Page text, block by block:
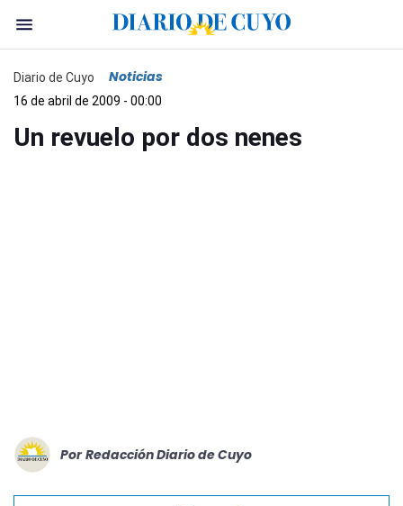
Diario de Cuyo Noticias
16 de abril de 2009 - 00:00
Un revuelo por dos nenes
Por Redacción Diario de Cuyo